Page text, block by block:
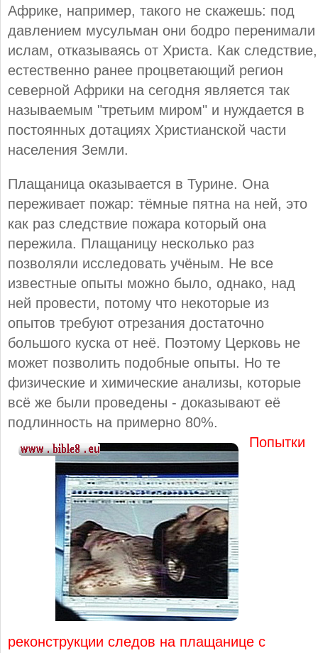
Африке, например, такого не скажешь: под
давлением мусульман они бодро перенимали
ислам, отказываясь от Христа. Как следствие,
естественно ранее процветающий регион
северной Африки на сегодня является так
называемым "третьим миром" и нуждается в
постоянных дотациях Христианской части
населения Земли.
Плащаница оказывается в Турине. Она
переживает пожар: тёмные пятна на ней, это
как раз следствие пожара который она
пережила. Плащаницу несколько раз
позволяли исследовать учёным. Не все
известные опыты можно было, однако, над
ней провести, потому что некоторые из
опытов требуют отрезания достаточно
большого куска от неё. Поэтому Церковь не
может позволить подобные опыты. Но те
физические и химические анализы, которые
всё же были проведены - доказывают её
подлинность на примерно 80%.
Попытки
реконструкции следов на плащанице с